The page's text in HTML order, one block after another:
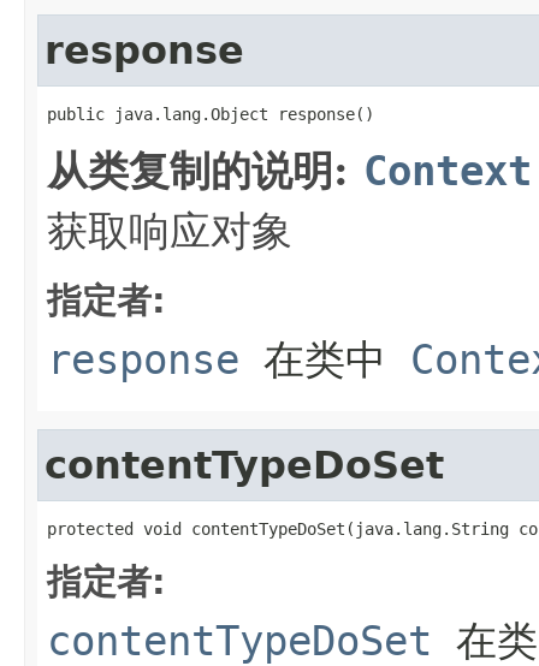
response
public java.lang.Object response()
从类复制的说明: Context
获取响应对象
指定者:
response 在类中
contentTypeDoSet
protected void contentTypeDoSet(java.lang.String
指定者:
contentTypeDoSet 在